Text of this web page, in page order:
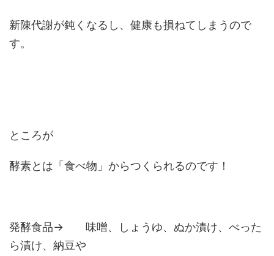
新陳代謝が鈍くなるし、健康も損ねてしまうので
す。
ところが
酵素とは「食べ物」からつくられるのです！
発酵食品→ 味噌、しょうゆ、ぬか漬け、べった
ら漬け、納豆や